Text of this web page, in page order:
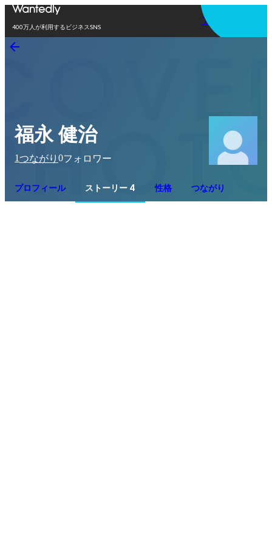
400万人が利用するビジネスSNS
アプリを使う
福永 健治
1つながり 0フォロワー
プロフィール ストーリー 4 性格 つながり